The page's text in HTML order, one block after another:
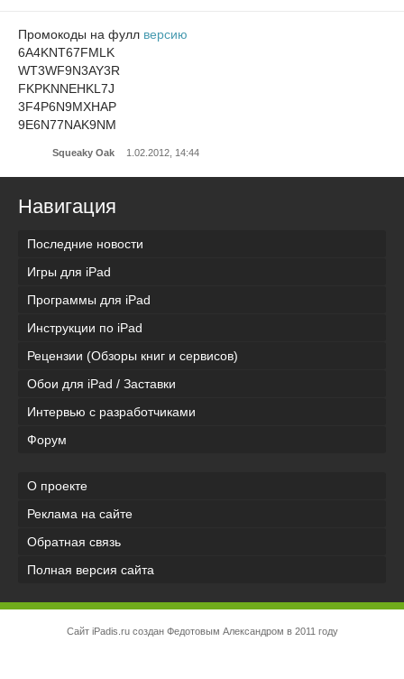
Промокоды на фулл версию
6A4KNT67FMLK
WT3WF9N3AY3R
FKPKNNEHKL7J
3F4P6N9MXHAP
9E6N77NAK9NM
Squeaky Oak 1.02.2012, 14:44
Навигация
Последние новости
Игры для iPad
Программы для iPad
Инструкции по iPad
Рецензии (Обзоры книг и сервисов)
Обои для iPad / Заставки
Интервью с разработчиками
Форум
О проекте
Реклама на сайте
Обратная связь
Полная версия сайта
Сайт iPadis.ru создан Федотовым Александром в 2011 году